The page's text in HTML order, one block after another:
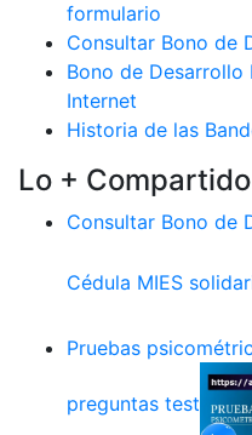
formulario
Consultar Bono de
Bono de
Internet
Historia de las
Lo + Compartido
Consultar Bono de
Cédula MIES
Pruebas
preguntas test